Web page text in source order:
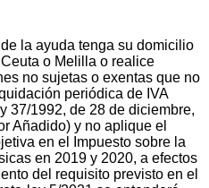
la ayuda tenga su domicilio
o Melilla o realice
no sujetas o exentas que no
periódica de IVA
37/1992, de 28 de diciembre,
Añadido) y no aplique el
en el Impuesto sobre la
en 2019 y 2020, a efectos
del requisito previsto en el